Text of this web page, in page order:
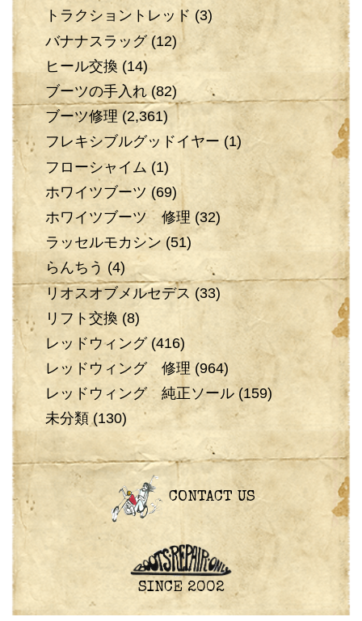
トラクショントレッド (3)
バナナスラッグ(12)
ヒール交換 (14)
ブーツの手入れ(82)
ブーツ修理(2,361)
フレキシブルグッドイヤー (1)
フローシャイム (1)
ホワイツブーツ (69)
ホワイツブーツ 修理 (32)
ラッセルモカシン (51)
らんちう (4)
リオスオブメルセデス (33)
リフト交換 (8)
レッドウィング(416)
レッドウィング 修理 (964)
レッドウィング 純正ソール(159)
未分類(130)
CONTACT US
SINCE 2002